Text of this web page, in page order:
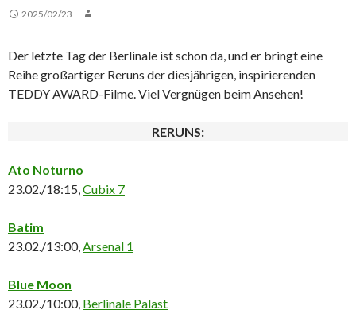
2025/02/23
Der letzte Tag der Berlinale ist schon da, und er bringt eine
Reihe großartiger Reruns der diesjährigen, inspirierenden
TEDDY AWARD-Filme. Viel Vergnügen beim Ansehen!
RERUNS:
Ato Noturno
23.02./18:15,Cubix 7
Batim
23.02./13:00,Arsenal 1
Blue Moon
23.02./10:00, Berlinale Palast